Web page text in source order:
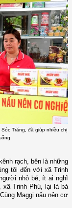
Trăng, đã giúp nhiều chị
rạch, bên là những
tôi đến với xã Trinh
nhỏ bé, ít ai nghĩ
xã Trinh Phú, lại là bà
Maggi nấu nên cơ